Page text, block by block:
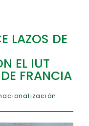
LAZOS DE
EL IUT
FRANCIA